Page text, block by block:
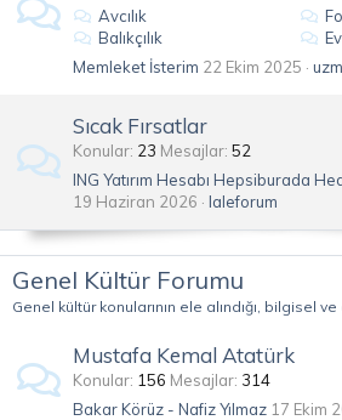
Avcılık
Balıkçılık
Memleket İsterim 22 Ekim 2025
Sıcak Fırsatlar
Konular 23 Mesajlar 52
19 Haziran 2026
laleforum
Genel Kültür Forumu
Genel kültür konularının ele alındığı, bilgisel
Mustafa Kemal Atatürk
Konular 156 Mesajlar 314
Bakar Körüz - Nafiz Yılmaz 17 Ekim